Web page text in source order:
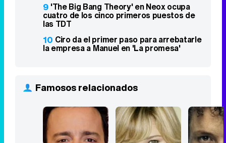
9 'The Big Bang Theory' en Neox ocupa
cuatro de los cinco primeros puestos de
las TDT
10 Ciro da el primer paso para arrebatarle
la empresa a Manuel en 'La promesa'
Famosos relacionados